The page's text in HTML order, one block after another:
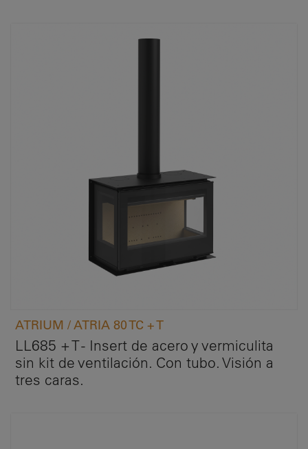
ATRIUM / ATRIA 80 TC + T
LL685 + T - Insert de acero y vermiculita
sin kit de ventilación. Con tubo. Visión a
tres caras.